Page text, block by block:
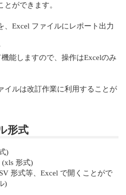
ができます。
、Excel ファイルにレポート出力
能しますので、操作はExcelのみ
イルは改訂作業に利用することが
形式
)
(xls 形式)
形式等、Excel で開くことがで
)